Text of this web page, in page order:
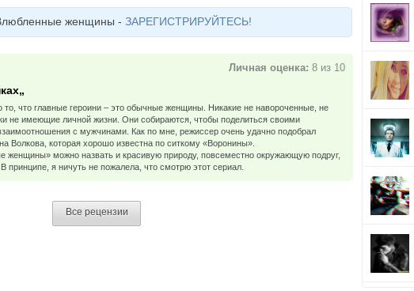
женщины - ЗАРЕГИСТРИРУЙТЕСЬ!
Личная оценка: 8 из 10
то, что главные героини – это обычные женщины. Никакие не навороченные, не
не имеющие личной жизни. Они собираются, чтобы поделиться своими
с мужчинами. Как по мне, режиссер очень удачно подобрал
Волкова, которая хорошо известна по ситкому «Воронины».
женщины» можно назвать и красивую природу, повсеместно окружающую подруг,
принципе, я ничуть не пожалела, что смотрю этот сериал.
Все рецензии